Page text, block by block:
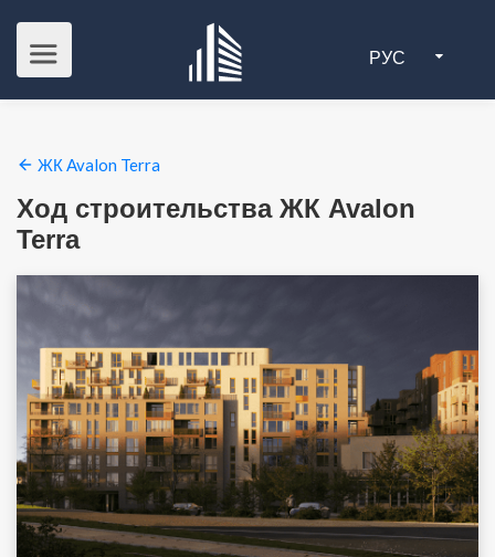
РУС
ЖК Avalon Terra
Ход строительства ЖК Avalon
Terra